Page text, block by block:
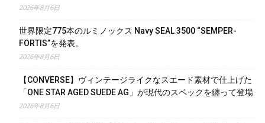
2026年8月6日
世界限定775本のルミノックス Navy SEAL 3500 “SEMPER-
FORTIS”を発表。
2026年8月6日
【CONVERSE】ヴィンテージライクなスエード素材で仕上げた
「ONE STAR AGED SUEDE AG」が現代のスペックを纏って登場
2026年8月6日